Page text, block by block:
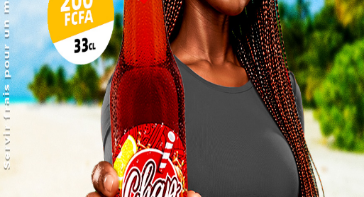
choix
tous les publics
Depuis son démarrage en mai 2020, la Société
Nouvelle de Boissons structure
progressivement le paysage des boissons au
Togo. Si l’entreprise est active dans le segment
des bières, elle développe parallèlement une
17
24
31
« Juil